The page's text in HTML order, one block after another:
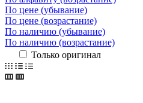
По цене (убывание)
По цене (возрастание)
По наличию (убывание)
По наличию (возрастание)
Только оригинал